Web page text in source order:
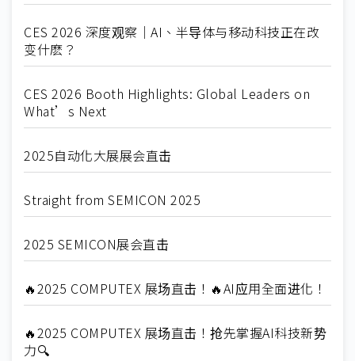
CES 2026 深度观察｜AI、半导体与移动科技正在改
变什麽？
CES 2026 Booth Highlights: Global Leaders on
What’s Next
2025自动化大展展会直击
Straight from SEMICON 2025
2025 SEMICON展会直击
🔥2025 COMPUTEX 展场直击！🔥AI应用全面进化！
🔥2025 COMPUTEX 展场直击！抢先掌握AI科技新势
力🔍